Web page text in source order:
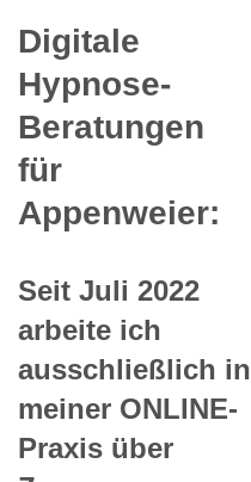
Digitale
Hypnose-
Beratungen
für
Appenweier:
Seit Juli 2022
arbeite ich
ausschließlich in
meiner ONLINE-
Praxis über